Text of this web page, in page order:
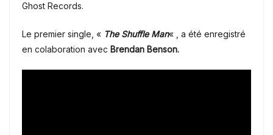
Ghost Records.
Le premier single, « The Shuffle Man« , a été enregistré
en colaboration avec Brendan Benson.